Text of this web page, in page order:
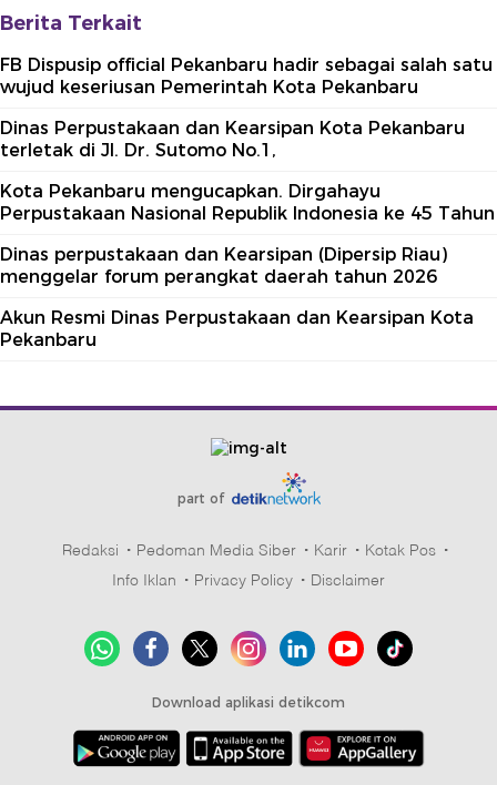
Berita Terkait
FB Dispusip official Pekanbaru hadir sebagai salah satu
wujud keseriusan Pemerintah Kota Pekanbaru
Dinas Perpustakaan dan Kearsipan Kota Pekanbaru
terletak di Jl. Dr. Sutomo No.1,
Kota Pekanbaru mengucapkan. Dirgahayu
Perpustakaan Nasional Republik Indonesia ke 45 Tahun
Dinas perpustakaan dan Kearsipan (Dipersip Riau)
menggelar forum perangkat daerah tahun 2026
Akun Resmi Dinas Perpustakaan dan Kearsipan Kota
Pekanbaru
part of
Redaksi Pedoman Media Siber Karir
Kotak Pos
Info Iklan
Privacy Policy Disclaimer
Download aplikasi detikcom